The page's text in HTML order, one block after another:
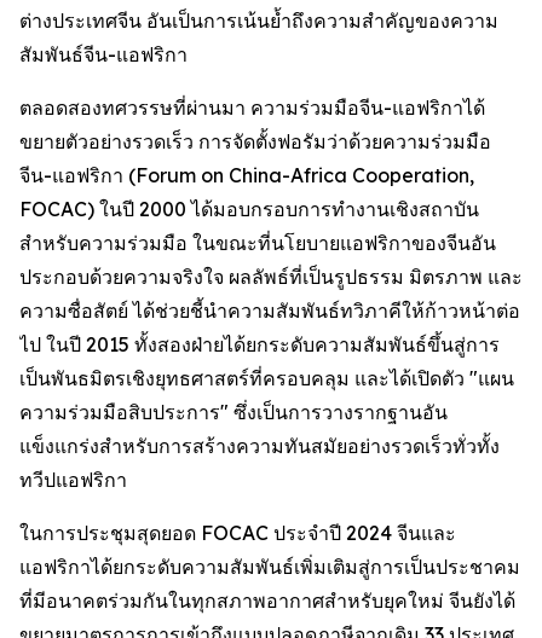
ต่างประเทศจีน อันเป็นการเน้นย้ำถึงความสำคัญของความ
สัมพันธ์จีน-แอฟริกา
ตลอดสองทศวรรษที่ผ่านมา ความร่วมมือจีน-แอฟริกาได้
ขยายตัวอย่างรวดเร็ว การจัดตั้งฟอรัมว่าด้วยความร่วมมือ
จีน-แอฟริกา (Forum on China-Africa Cooperation,
FOCAC) ในปี 2000 ได้มอบกรอบการทำงานเชิงสถาบัน
สำหรับความร่วมมือ ในขณะที่นโยบายแอฟริกาของจีนอัน
ประกอบด้วยความจริงใจ ผลลัพธ์ที่เป็นรูปธรรม มิตรภาพ และ
ความซื่อสัตย์ ได้ช่วยชี้นำความสัมพันธ์ทวิภาคีให้ก้าวหน้าต่อ
ไป ในปี 2015 ทั้งสองฝ่ายได้ยกระดับความสัมพันธ์ขึ้นสู่การ
เป็นพันธมิตรเชิงยุทธศาสตร์ที่ครอบคลุม และได้เปิดตัว "แผน
ความร่วมมือสิบประการ" ซึ่งเป็นการวางรากฐานอัน
แข็งแกร่งสำหรับการสร้างความทันสมัยอย่างรวดเร็วทั่วทั้ง
ทวีปแอฟริกา
ในการประชุมสุดยอด FOCAC ประจำปี 2024 จีนและ
แอฟริกาได้ยกระดับความสัมพันธ์เพิ่มเติมสู่การเป็นประชาคม
ที่มีอนาคตร่วมกันในทุกสภาพอากาศสำหรับยุคใหม่ จีนยังได้